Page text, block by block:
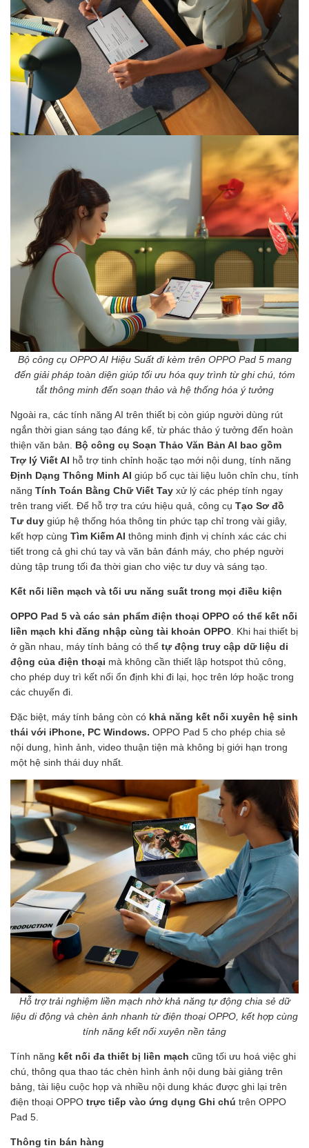
Bộ công cụ OPPO AI Hiệu Suất đi kèm trên OPPO Pad 5 mang
đến giải pháp toàn diện giúp tối ưu hóa quy trình từ ghi chú, tóm
tắt thông minh đến soạn thảo và hệ thống hóa ý tưởng
Ngoài ra, các tính năng AI trên thiết bị còn giúp người dùng rút
ngắn thời gian sáng tạo đáng kể, từ phác thảo ý tưởng đến hoàn
thiện văn bản.
Bộ công cụ Soạn Thảo Văn Bản AI bao gồm
Trợ lý Viết AI hỗ trợ tinh chỉnh hoặc tạo mới nội dung, tính năng
Định Dạng Thông Minh AI giúp bố cục tài liệu luôn chỉn chu, tính
năng Tính Toán Bằng Chữ Viết Tay xử lý các phép tính ngay
trên trang viết. Để hỗ trợ tra cứu hiệu quả, công cụ Tạo Sơ đồ
Tư duy giúp hệ thống hóa thông tin phức tạp chỉ trong vài giây,
kết hợp cùng Tìm Kiếm AI thông minh định vị chính xác các chi
tiết trong cả ghi chú tay và văn bản đánh máy, cho phép người
dùng tập trung tối đa thời gian cho việc tư duy và sáng tạo.
Kết nối liền mạch và tối ưu năng suất trong mọi điều kiện
OPPO Pad 5 và các sản phẩm điện thoại OPPO có thể kết nối
liền mạch khi đăng nhập cùng tài khoản OPPO . Khi hai thiết bị
ở gần nhau, máy tính bảng có thể tự động truy cập dữ liệu di
động của điện thoại mà không cần thiết lập hotspot thủ công,
cho phép duy trì kết nối ổn định khi đi lại, học trên lớp hoặc trong
các chuyến đi.
Đặc biệt, máy tính bảng còn có khả năng kết nối xuyên hệ sinh
thái với iPhone, PC Windows. OPPO Pad 5 cho phép chia sẻ
nội dung, hình ảnh, video thuận tiện mà không bị giới hạn trong
một hệ sinh thái duy nhất.
Hỗ trợ trải nghiệm liền mạch nhờ khả năng tự động chia sẻ dữ
liệu di động và chèn ảnh nhanh từ điện thoại OPPO, kết hợp cùng
tính năng kết nối xuyên nền tảng
Tính năng kết nối đa thiết bị liền mạch cũng tối ưu hoá việc ghi
chú, thông qua thao tác chèn hình ảnh nội dung bài giảng trên
bảng, tài liệu cuộc họp và nhiều nội dung khác được ghi lại trên
điện thoại OPPO trực tiếp vào ứng dụng Ghi chú trên OPPO
Pad 5.
Thông tin bán hàng